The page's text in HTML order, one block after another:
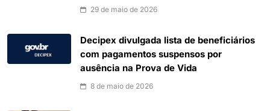
29 de maio de 2026
Decipex divulgada lista de beneficiários
com pagamentos suspensos por
ausência na Prova de Vida
8 de maio de 2026